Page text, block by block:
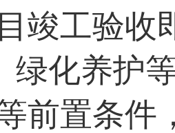
竣工验收
绿化养护
前置条件